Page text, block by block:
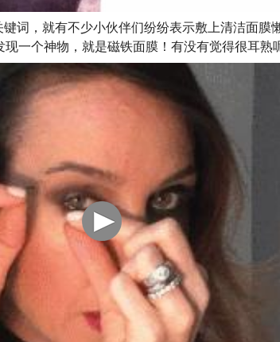
词，就有不少小伙伴们纷纷表示敷上清洁面膜
一个神物，就是磁铁面膜！有没有觉得很耳熟